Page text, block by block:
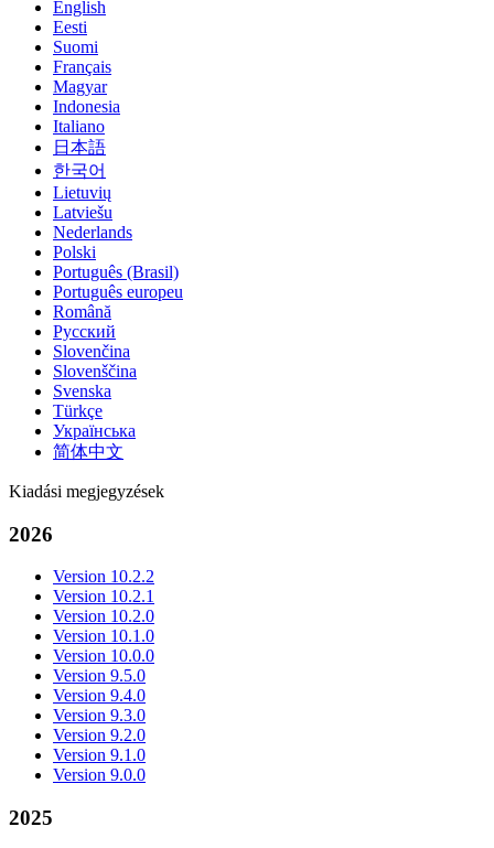
English
Eesti
Suomi
Français
Magyar
Indonesia
Italiano
日本語
한국어
Lietuvių
Latviešu
Nederlands
Polski
Português (Brasil)
Português europeu
Română
Русский
Slovenčina
Slovenščina
Svenska
Türkçe
Українська
简体中文
Kiadási megjegyzések
2026
Version 10.2.2
Version 10.2.1
Version 10.2.0
Version 10.1.0
Version 10.0.0
Version 9.5.0
Version 9.4.0
Version 9.3.0
Version 9.2.0
Version 9.1.0
Version 9.0.0
2025